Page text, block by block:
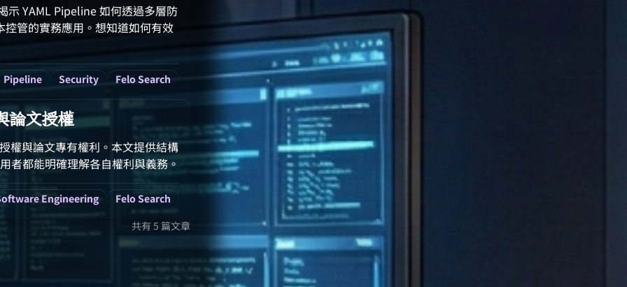
示 YAML Pipeline 如何透過多層防
管的實務應用。想知道如何有效
Pipeline Security Felo Search
論文授權
權與論文專有權利。本文提供結構
者都能明確理解各自權利與義務。
Engineering
Felo Search
共有 5 篇文章